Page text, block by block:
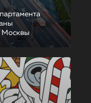
Москвы